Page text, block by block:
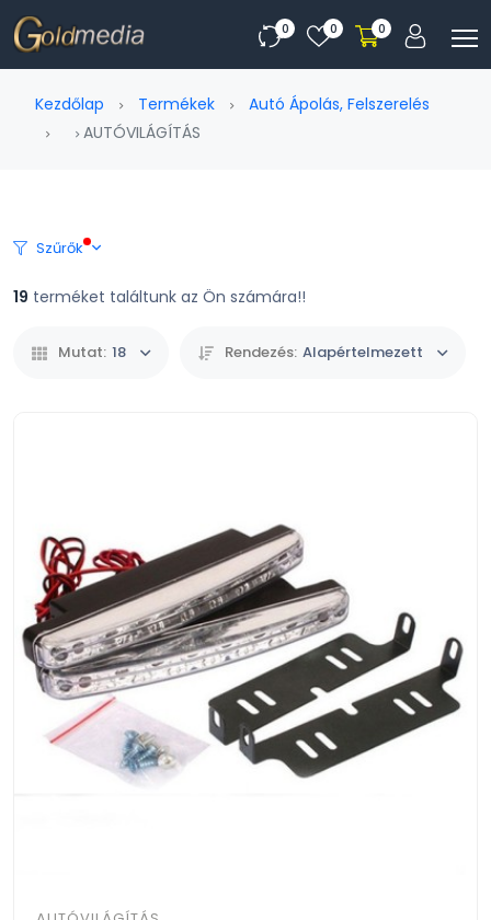
0 0 0
Kezdőlap Termékek
Autó Ápolás, Felszerelés
AUTÓVILÁGÍTÁS
Szűrők
19 terméket találtunk az Ön számára!!
Mutat: 18 Rendezés: Alapértelmezett